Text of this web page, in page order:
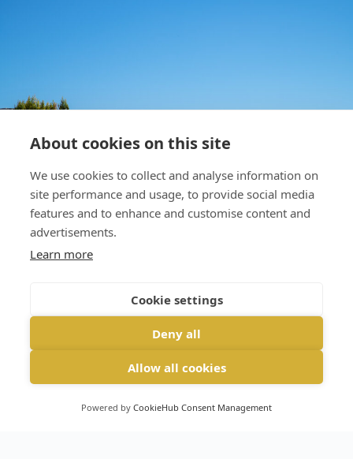
About cookies on this site
We use cookies to collect and analyse information on
site performance and usage, to provide social media
features and to enhance and customise content and
advertisements.
Learn more
Cookie settings
Deny all
Allow all cookies
Powered by CookieHub Consent Management